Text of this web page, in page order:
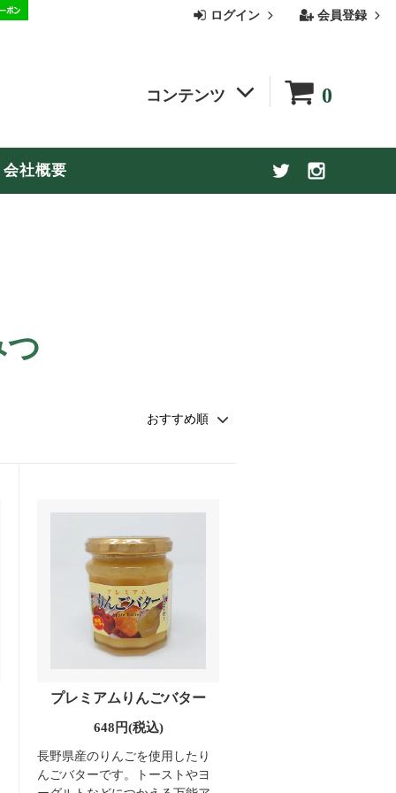
会員登録
ログイン
0
コンテンツ
お買い物ガイド
会社概要
プレミアムりんごバター
648円(税込)
長野県産のりんごを使用したり
んごバターです。トーストやヨ